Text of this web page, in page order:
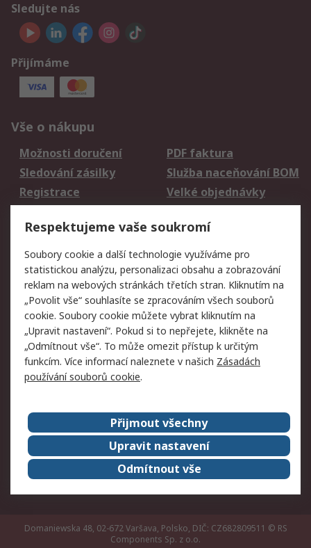
Sledujte nás
Přijímáme
Vše o nákupu
Možnosti doručení
PDF faktura
Sledování zásilky
Služba naceňování BOM
Registrace
Velké objednávky
Právní
Autorská práva
Obchodní podmínky
společnosti RS
Prohlášení o ochraně
údajů
Zabezpečení
elektronické pošty
Zásady pro soubory
cookie
Zásady ochrany
osobních údajů
Kontakt
O naší společnosti
RS Group
Kariéra
Ocenění
ESG
Domaniewska 48, 02-672 Varšava, Polsko, DIČ: CZ682809511 © RS
Components Sp. z o.o.
Respektujeme vaše soukromí
Soubory cookie a další technologie využíváme pro
statistickou analýzu, personalizaci obsahu a zobrazování
reklam na webových stránkách třetích stran. Kliknutím na
„Povolit vše“ souhlasíte se zpracováním všech souborů
cookie. Soubory cookie můžete vybrat kliknutím na
„Upravit nastavení“. Pokud si to nepřejete, klikněte na
„Odmítnout vše“. To může omezit přístup k určitým
funkcím. Více informací naleznete v našich Zásadách
používání souborů cookie.
Přijmout všechny
Upravit nastavení
Odmítnout vše